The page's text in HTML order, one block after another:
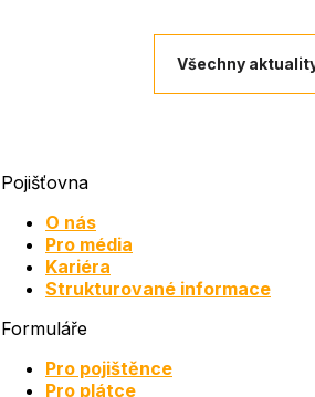
Všechny
Pojišťovna
O nás
Pro média
Kariéra
Strukturované informace
Formuláře
Pro pojištěnce
Pro plátce